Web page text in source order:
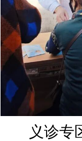
义诊专区